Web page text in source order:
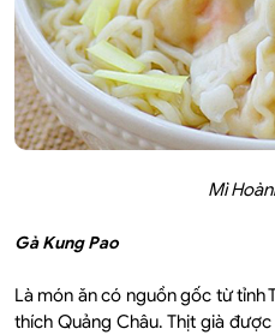
Mì
Gà Kung Pao
Là món ăn có nguồn gốc từ tỉnh
thích Quảng Châu. Thịt già